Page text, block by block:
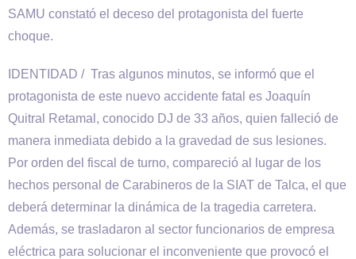
SAMU constató el deceso del protagonista del fuerte
choque.
IDENTIDAD / Tras algunos minutos, se informó que el
protagonista de este nuevo accidente fatal es Joaquín
Quitral Retamal, conocido DJ de 33 años, quien falleció de
manera inmediata debido a la gravedad de sus lesiones.
Por orden del fiscal de turno, compareció al lugar de los
hechos personal de Carabineros de la SIAT de Talca, el que
deberá determinar la dinámica de la tragedia carretera.
Además, se trasladaron al sector funcionarios de empresa
eléctrica para solucionar el inconveniente que provocó el